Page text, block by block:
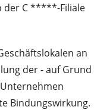
der C *****-Filiale
an
der - auf Grund
Bindungswirkung.